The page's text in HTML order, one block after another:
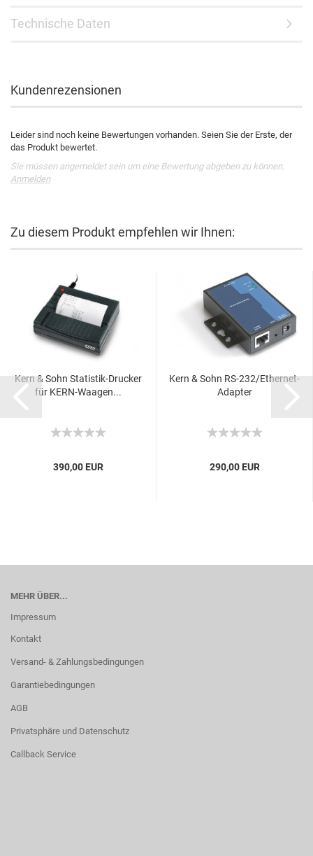
Technische Daten
Kundenrezensionen
Leider sind noch keine Bewertungen vorhanden. Seien Sie der Erste, der
das Produkt bewertet.
Sie müssen angemeldet sein um eine Bewertung abgeben zu können.
Anmelden
Zu diesem Produkt empfehlen wir Ihnen:
Kern & Sohn Statistik-Drucker
für KERN-Waagen...
390,00 EUR
Kern & Sohn RS-232/Ethernet-
Adapter
290,00 EUR
MEHR ÜBER...
Impressum
Kontakt
Versand- & Zahlungsbedingungen
Garantiebedingungen
AGB
Privatsphäre und Datenschutz
Callback Service